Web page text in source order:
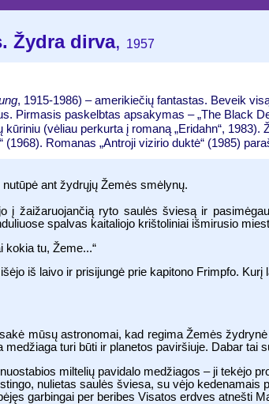
Žydra dirva, 1957
, 1915-1986) – amerikiečių fantastas. Beveik
Pirmasis paskelbtas apsakymas – „The Black
(vėliau perkurta į romaną „Eridahn“,
(1968). Romanas „Antroji vizirio duktė“ (1985)
ant žydrųjų Žemės smėlynų.
į žaižaruojančią ryto saulės šviesą ir
spalvas kaitaliojo krištoliniai išmirusio
kokia tu, Žeme...“
iš laivo ir prisijungė prie kapitono Frimpfo. Kurį
mūsų astronomai, kad regima Žemės
turi būti ir planetos paviršiuje. Dabar tai
miltelių pavidalo medžiagos – ji tekėjo
nulietas saulės šviesa, su vėjo kedenamais
garbingai per beribes Visatos erdves atnešti